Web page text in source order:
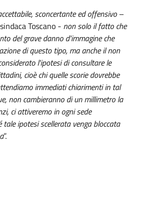
sconcertante ed offensivo–
Toscano - non solo il fatto che
del grave danno d'immagine che
di questo tipo, ma anche il non
l'ipotesi di consultare le
cioè chi quelle scorie dovrebbe
immediati chiarimenti in tal
non cambieranno di un millimetro la
ci attiveremo in ogni sede
ipotesi scellerata venga bloccata
”.